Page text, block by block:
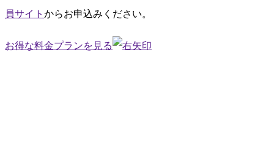
員サイト からお申込みください。
お得な料金プランを見る